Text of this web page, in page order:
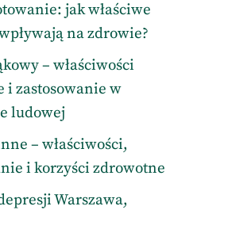
jak właściwe
na zdrowie?
– właściwości
i zastosowanie w
ludowej
– właściwości,
i korzyści zdrowotne
Warszawa,